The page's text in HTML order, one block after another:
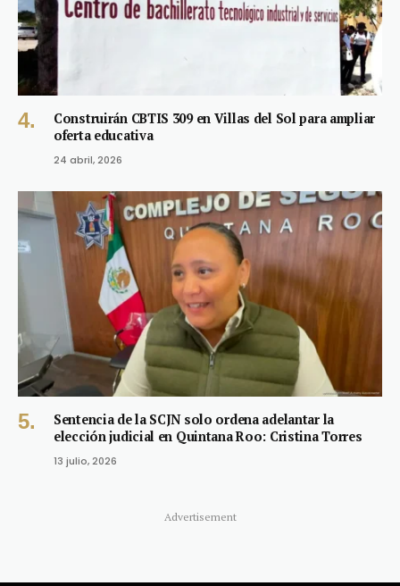
Construirán CBTIS 309 en Villas del Sol para ampliar
oferta educativa
24 abril, 2026
Sentencia de la SCJN solo ordena adelantar la
elección judicial en Quintana Roo: Cristina Torres
13 julio, 2026
Advertisement